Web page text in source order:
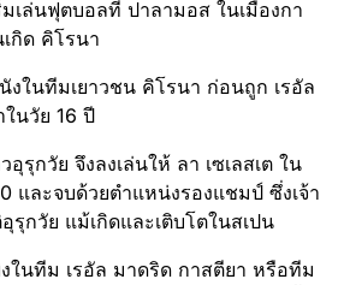
มเล่นฟุตบอลที่ ปาลามอส​ ในเมือง​กา
กิด​ คิโรนา​
ในทีมเยาวชน​ คิโรนา​ ก่อนถูก​ เรอัล​
นวัย​ 16​ ปี​
รุกวัย​ จึงลงเล่นให้​ ลา​ เซเลสเต​ ใน
และจบด้วยตำแหน่งรองแชมป์​ ซึ่งเจ้า
รุกวัย​ แม้เกิดและเติบโต​ในสเปน
ในทีม​ เรอัล​ มาดริด​ กาสตียา​ หรือทีม